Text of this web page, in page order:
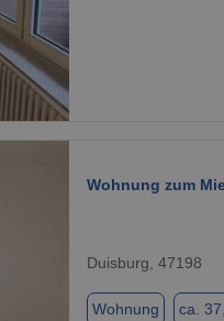
1 / 1
Wohnung zum
Duisburg, 47198
Wohnung ca.